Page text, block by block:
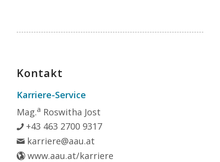
Kontakt
Karriere-Service
Mag.a Roswitha Jost
+43 463 2700 9317
karriere@aau.at
www.aau.at/karriere